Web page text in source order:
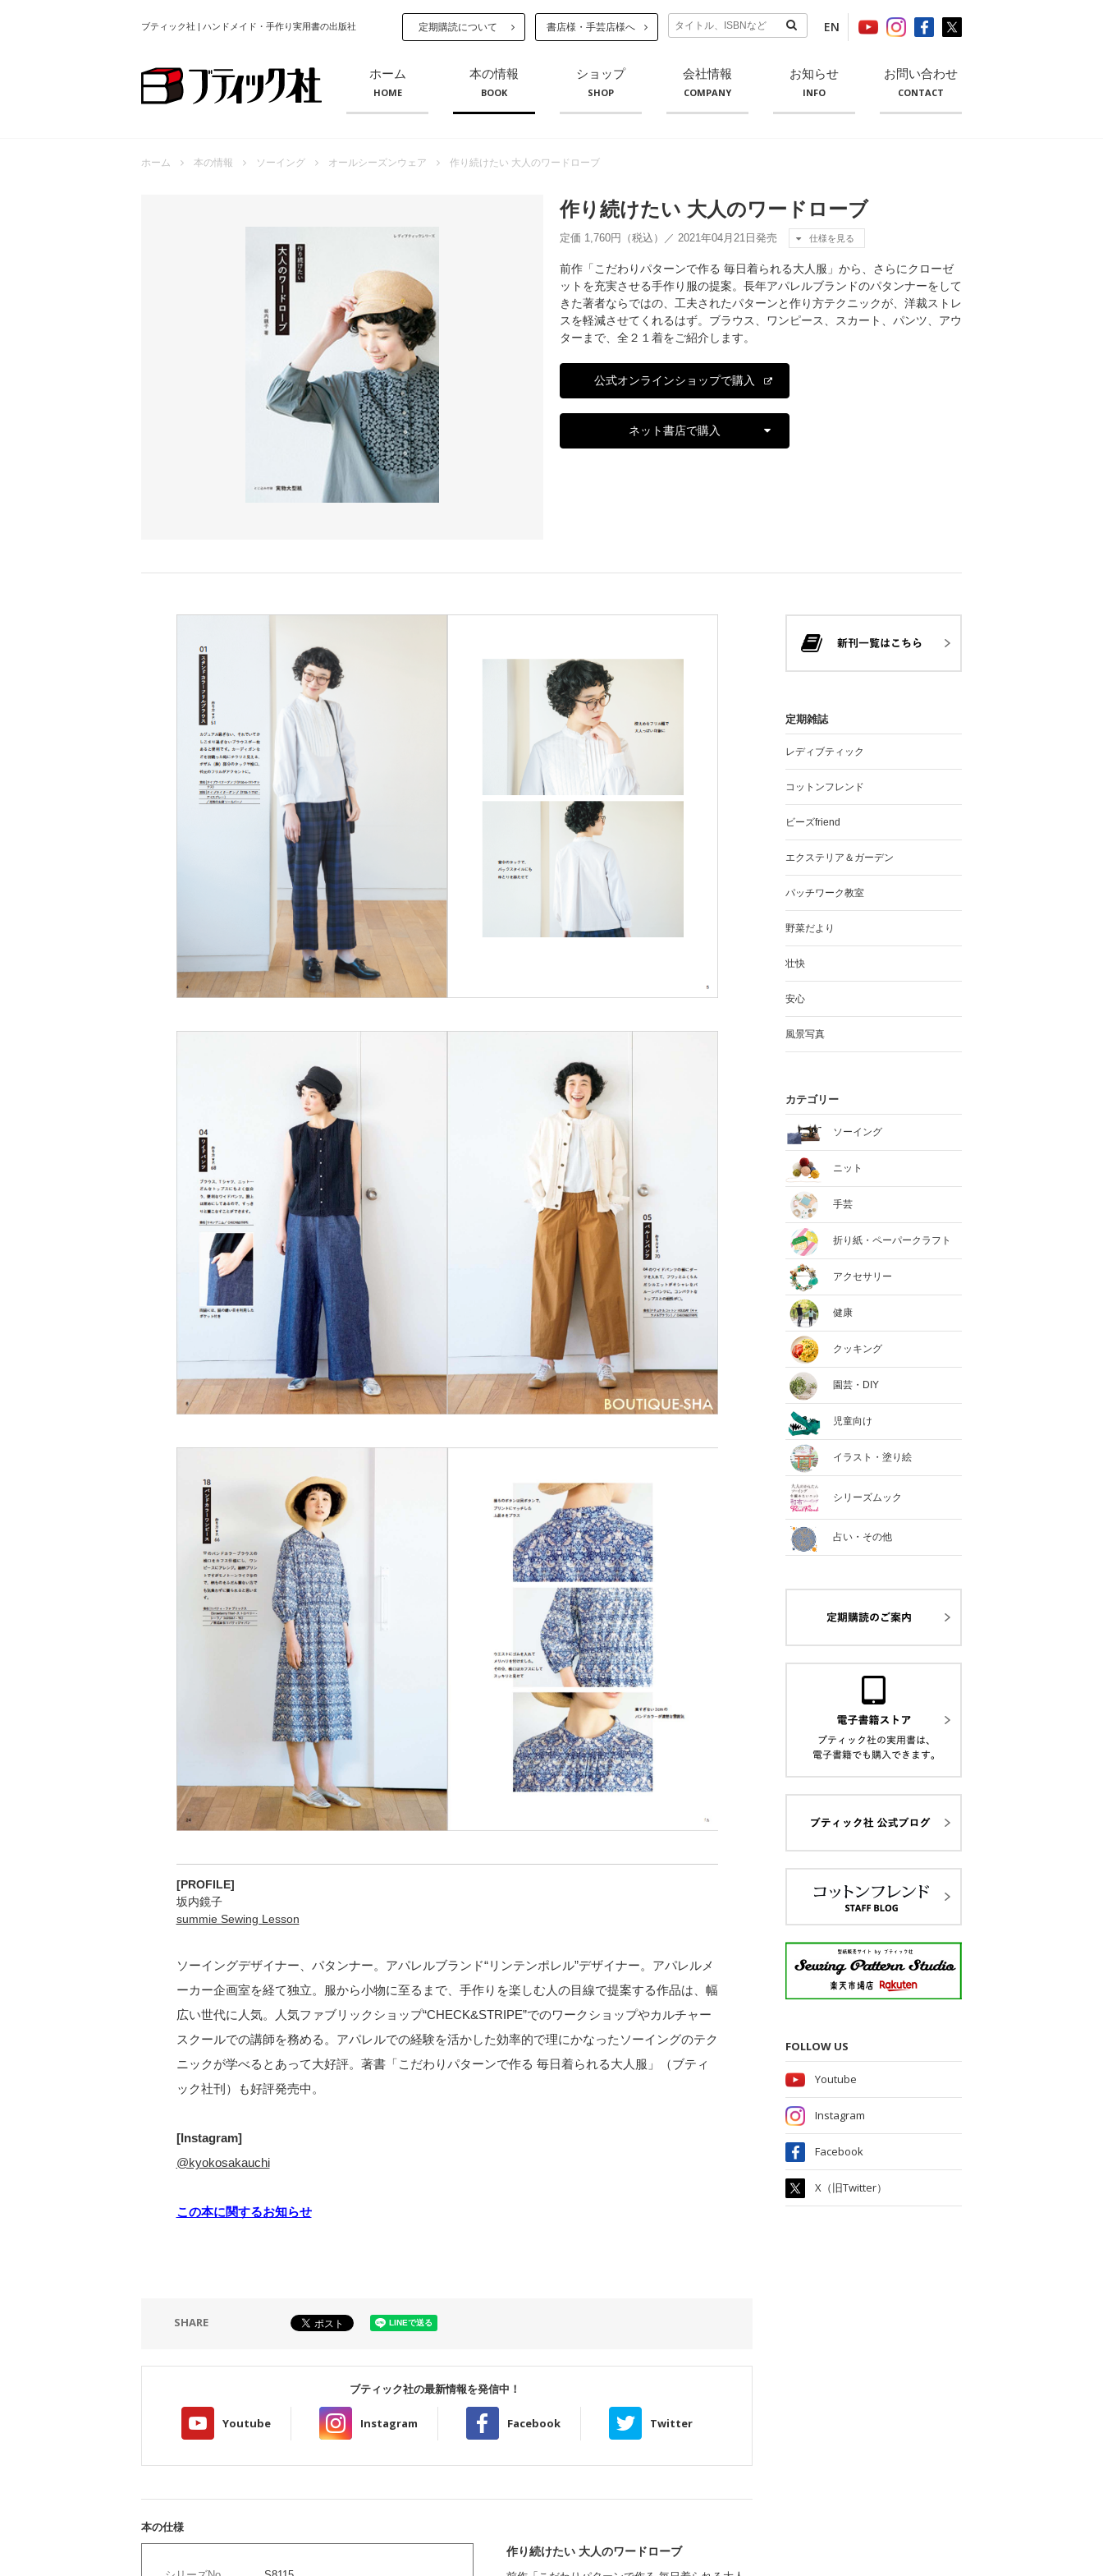
ブティック社 | ハンドメイド・手作り実用書の出版社 定期購読について 書店様・手芸店様へ EN
ホーム
HOME
本の情報
BOOK
ショップ
SHOP
会社情報
COMPANY
お知らせ
INFO
お問い合わせ
CONTACT
ホーム 本の情報 ソーイング オールシーズンウェア 作り続けたい 大人のワードローブ
作り続けたい 大人のワードローブ
定価 1,760円（税込）／ 2021年04月21日発売 仕様を見る
前作「こだわりパターンで作る 毎日着られる大人服」から、さらにクローゼ
ットを充実させる手作り服の提案。長年アパレルブランドのパタンナーをして
きた著者ならではの、工夫されたパターンと作り方テクニックが、洋裁ストレ
スを軽減させてくれるはず。ブラウス、ワンピース、スカート、パンツ、アウ
ターまで、全２１着をご紹介します。
公式オンラインショップで購入
ネット書店で購入
[PROFILE]
坂内鏡子
summie Sewing Lesson
ソーイングデザイナー、パタンナー。アパレルブランド“リンテンポレル”デザイナー。アパレルメ
ーカー企画室を経て独立。服から小物に至るまで、手作りを楽しむ人の目線で提案する作品は、幅
広い世代に人気。人気ファブリックショップ“CHECK&STRIPE”でのワークショップやカルチャー
スクールでの講師を務める。アパレルでの経験を活かした効率的で理にかなったソーイングのテク
ニックが学べるとあって大好評。著書「こだわりパターンで作る 毎日着られる大人服」（ブティ
ック社刊）も好評発売中。
[Instagram]
@kyokosakauchi
この本に関するお知らせ
SHARE
ブティック社の最新情報を発信中！
Youtube Instagram Facebook Twitter
本の仕様
作り続けたい 大人のワードローブ
定期雑誌
レディブティック
コットンフレンド
ビーズfriend
エクステリア＆ガーデン
パッチワーク教室
野菜だより
壮快
安心
風景写真
カテゴリー
ソーイング
ニット
手芸
折り紙・ペーパークラフト
アクセサリー
健康
クッキング
園芸・DIY
児童向け
イラスト・塗り絵
シリーズムック
占い・その他
FOLLOW US
Youtube
Instagram
Facebook
X（旧Twitter）